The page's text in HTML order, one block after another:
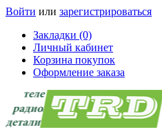
Войти или зарегистрироваться
Закладки (0)
Личный кабинет
Корзина покупок
Оформление заказа